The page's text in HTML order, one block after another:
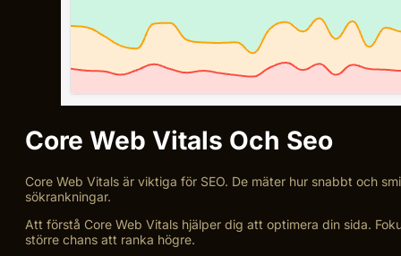
Core Web Vitals Och Seo
Core Web Vitals är viktiga för SEO. De mäter hur snabbt och
sökrankningar.
Att förstå Core Web Vitals hjälper dig att optimera din sida.
större chans att ranka högre.